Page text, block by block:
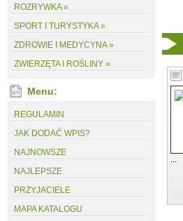
ROZRYWKA »
SPORT I TURYSTYKA »
ZDROWIE I MEDYCYNA »
ZWIERZĘTA I ROŚLINY »
Menu:
REGULAMIN
JAK DODAĆ WPIS?
NAJNOWSZE
NAJLEPSZE
PRZYJACIELE
MAPA KATALOGU